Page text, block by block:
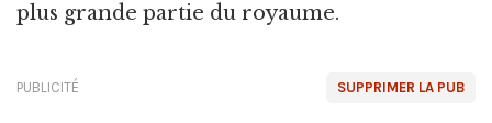
plus grande partie du royaume.
SUPPRIMER LA PUB
PUBLICITÉ